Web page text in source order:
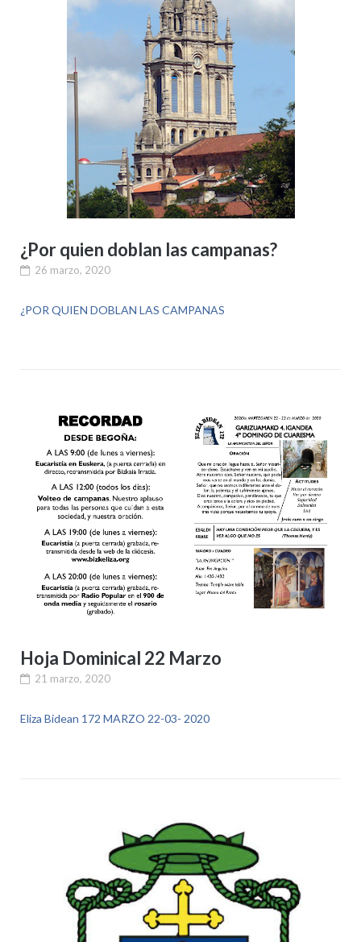
¿Por quien doblan las campanas?
26 marzo, 2020
¿POR QUIEN DOBLAN LAS CAMPANAS
Hoja Dominical 22 Marzo
21 marzo, 2020
Eliza Bidean 172 MARZO 22-03- 2020